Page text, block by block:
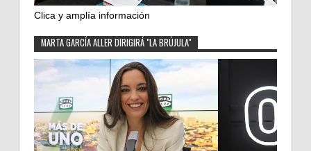
Clica y amplía información
MARTA GARCÍA ALLER DIRIGIRÁ "LA BRÚJULA"